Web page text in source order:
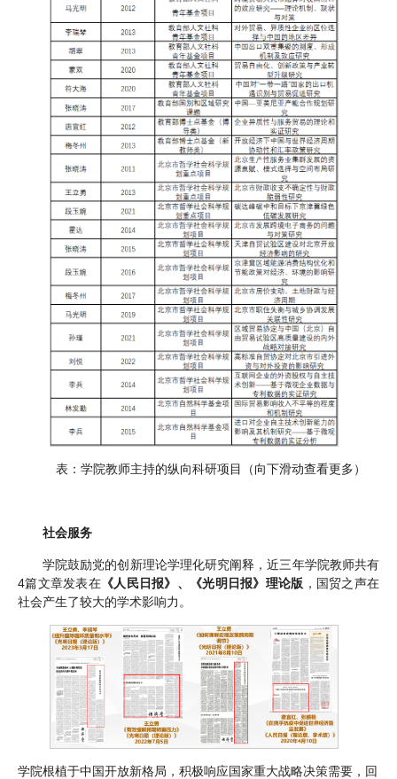
表：学院教师主持的纵向科研项目（向下滑动查看更多）
社会服务
学院鼓励党的创新理论学理化研究阐释，近三年学院教师共有
4篇文章发表在 《人民日报》、《光明日报》理论版 ，国贸之声在
社会产生了较大的学术影响力。
学院根植于中国开放新格局，积极响应国家重大战略决策需要，回